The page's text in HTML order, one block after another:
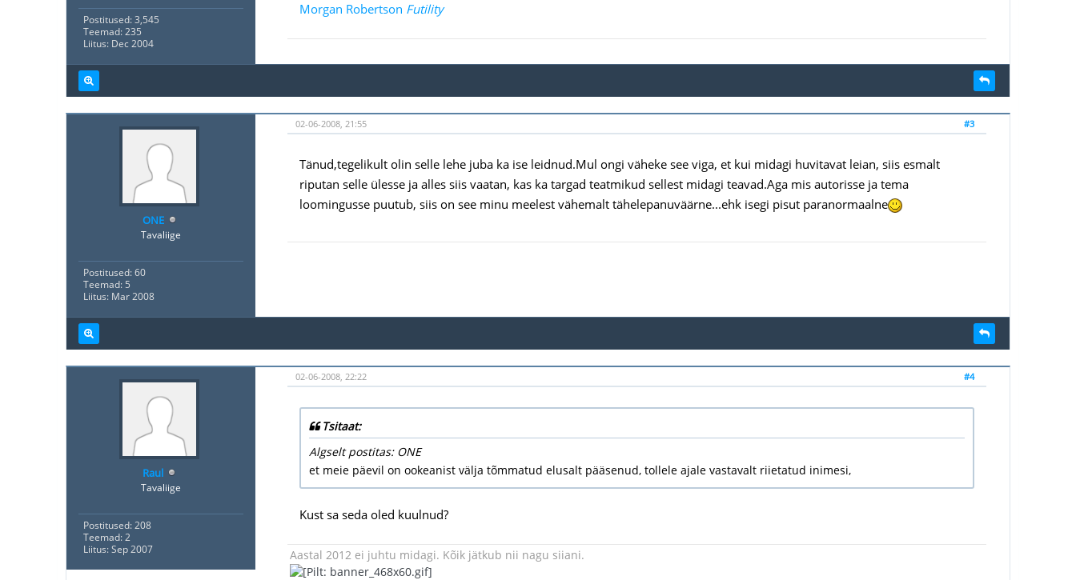
Postitused: 3,545
Teemad: 235
Liitus: Dec 2004
Morgan Robertson Futility
ONE
Tavaliige
Postitused: 60
Teemad: 5
Liitus: Mar 2008
#3
02-06-2008, 21:55
Tänud,tegelikult olin selle lehe juba ka ise leidnud.Mul ongi väheke see viga, et kui midagi huvitavat leian, siis esmalt
riputan selle ülesse ja alles siis vaatan, kas ka targad teatmikud sellest midagi teavad.Aga mis autorisse ja tema
loomingusse puutub, siis on see minu meelest vähemalt tähelepanuväärne...ehk isegi pisut paranormaalne
Raul
Tavaliige
Postitused: 208
Teemad: 2
Liitus: Sep 2007
#4
02-06-2008, 22:22
Tsitaat:
Algselt postitas: ONE
et meie päevil on ookeanist välja tõmmatud elusalt pääsenud, tollele ajale vastavalt riietatud inimesi,
Kust sa seda oled kuulnud?
Aastal 2012 ei juhtu midagi. Kõik jätkub nii nagu siiani.